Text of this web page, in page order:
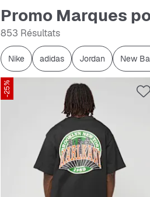
Promo Marques
853 Résultats
Nike adidas Jordan New
-25%